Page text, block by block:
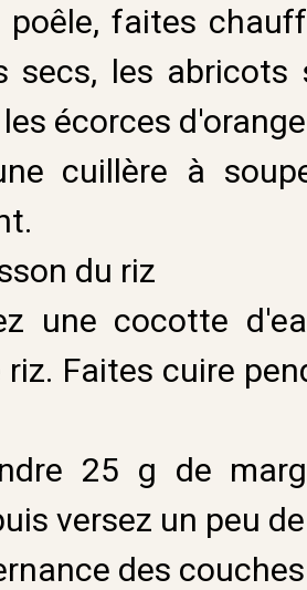
poêle, faites
secs, les abricots
écorces
cuillère à
du riz
une cocotte
riz. Faites cuire
25 g de
versez un peu
des couches